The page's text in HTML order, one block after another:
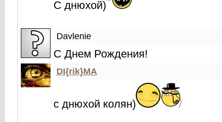
С днюхой)
Davlenie
С Днем Рождения!
DI{rik}MA
с днюхой колян)